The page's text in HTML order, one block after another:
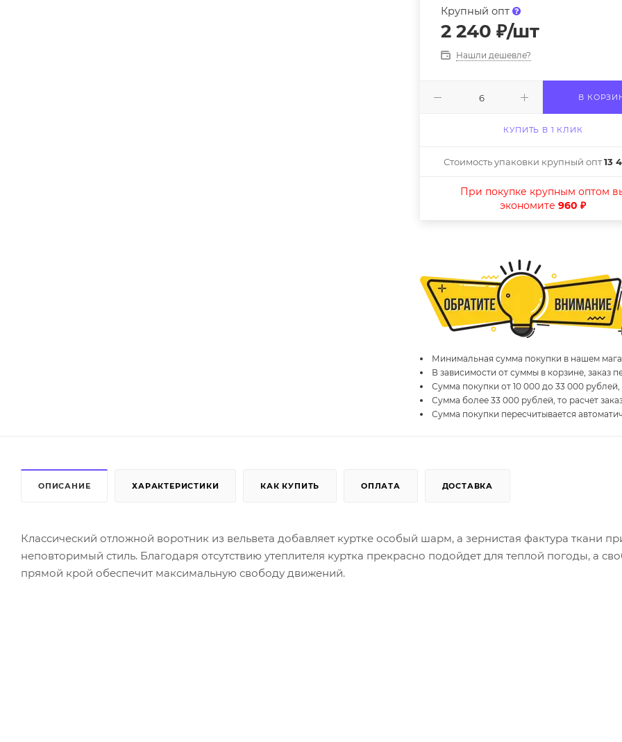
Крупный опт
2 240 ₽/шт
Нашли дешевле?
В
КУПИТЬ В 1 КЛИК
Стоимость упаковки крупный опт13
При покупке крупным оптом
экономите960 ₽
Минимальная сумма покупки в нашем
В зависимости от суммы в корзине, заказ
Сумма покупки от 10 000 до 33 000 рублей,
Сумма более 33 000 рублей, то расчет
Сумма покупки пересчитывается
ОПИСАНИЕ ХАРАКТЕРИСТИКИ КАК КУПИТЬ ОПЛАТА ДОСТАВКА
Классический отложной воротник из вельвета добавляет куртке особый шарм, а зернистая фактура ткани
неповторимый стиль. Благодаря отсутствию утеплителя куртка прекрасно подойдет для теплой погоды, а
прямой крой обеспечит максимальную свободу движений.